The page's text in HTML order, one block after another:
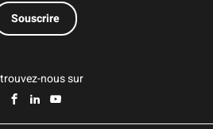
nous sur